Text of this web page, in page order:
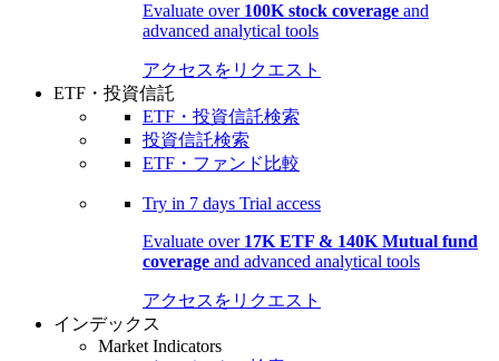
Evaluate over 100K stock coverage and
advanced analytical tools
アクセスをリクエスト
ETF・投資信託
ETF・投資信託検索
投資信託検索
ETF・ファンド比較
Try in 7 days Trial access
Evaluate over 17K ETF & 140K Mutual fund
coverage and advanced analytical tools
アクセスをリクエスト
インデックス
Market Indicators